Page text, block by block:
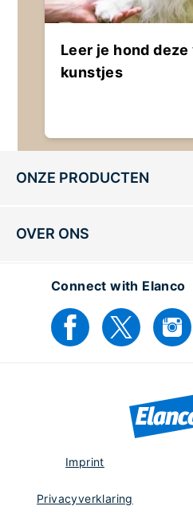
Leer je hond
kunstjes
ONZE PRODUCTEN
OVER ONS
Connect with Elanco
Imprint
Privacyverklaring